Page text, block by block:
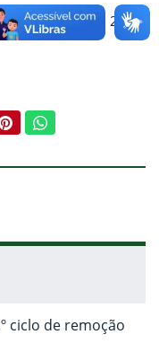
do Sisu 2026
PinterestWhatsApp
ciclo de remoção